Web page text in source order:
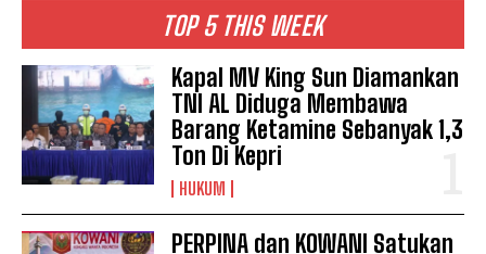
TOP 5 THIS WEEK
Kapal MV King Sun Diamankan
TNI AL Diduga Membawa
Barang Ketamine Sebanyak 1,3
Ton Di Kepri
HUKUM
PERPINA dan KOWANI Satukan